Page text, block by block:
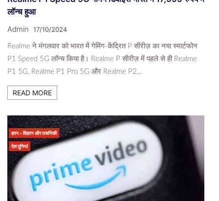
लॉन्च हुआ
Admin 17/10/2024
Realme ने मंगलवार को भारत में गेमिंग-केंद्रित P सीरीज़ का नया स्मार्टफोन
P1 Speed ​​5G लॉन्च किया है। Realme P सीरीज़ में पहले से ही Realme
P1 5G, Realme P1 Pro 5G और Realme P2…
READ MORE
ज्ञान – विज्ञान और तकनिकी
देश दुनियां